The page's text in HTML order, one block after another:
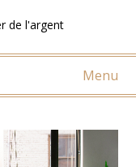
de l'argent
Menu